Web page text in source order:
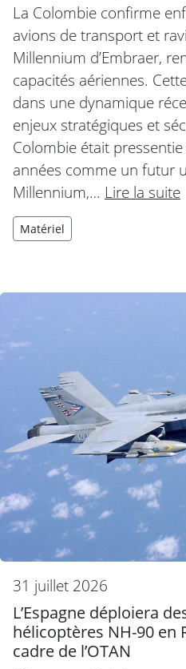
La Colombie confirme
avions de transport et
Millennium d’Embraer,
capacités aériennes.
dans une dynamique
enjeux stratégiques et
Colombie était
années comme un futur
Millennium,… Lire la suite
Matériel
31 juillet 2026
L’Espagne déploiera
hélicoptères NH-90 en
cadre de l’OTAN